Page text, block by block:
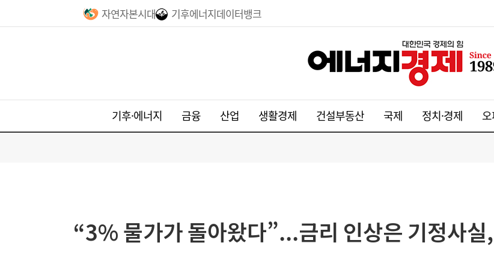
자연자본시대 기후에너지데이터뱅크
기후·에너지 금융 산업 생활경제 건설부동산 국제 정치·경제
“3% 물가가 돌아왔다”...금리 인상은 기정사